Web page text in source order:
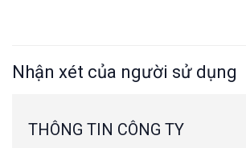
Nhận xét của người sử dụng
THÔNG TIN CÔNG TY